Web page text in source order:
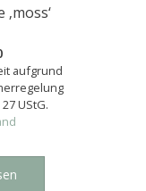
aufgrund
UStG.